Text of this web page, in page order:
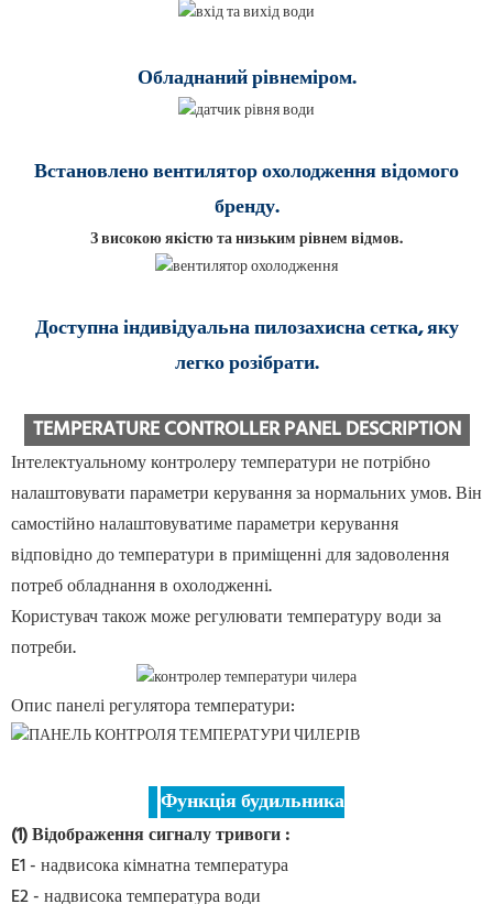
Обладнаний рівнеміром.
Встановлено вентилятор охолодження відомого
бренду.
З високою якістю та низьким рівнем відмов.
Доступна індивідуальна пилозахисна сетка, яку
легко розібрати.
TEMPERATURE CONTROLLER PANEL DESCRIPTION
Інтелектуальному контролеру температури не потрібно
налаштовувати параметри керування за нормальних умов. Він
самостійно налаштовуватиме параметри керування
відповідно до температури в приміщенні для задоволення
потреб обладнання в охолодженні.
Користувач також може регулювати температуру води за
потреби.
Опис панелі регулятора температури:
Функція будильника
(1) Відображення сигналу тривоги:
E1 - надвисока кімнатна температура
E2 - надвисока температура води